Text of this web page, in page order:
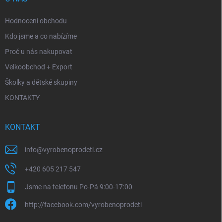
Hodnocení obchodu
Kdo jsme a co nabízíme
Proč u nás nakupovat
Velkoobchod + Export
Školky a dětské skupiny
KONTAKTY
KONTAKT
info@vyrobenoprodeti.cz
+420 605 217 547
Jsme na telefonu Po-Pá 9:00-17:00
http://facebook.com/vyrobenoprodeti